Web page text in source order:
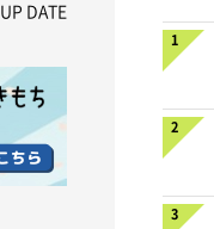
UP DATE